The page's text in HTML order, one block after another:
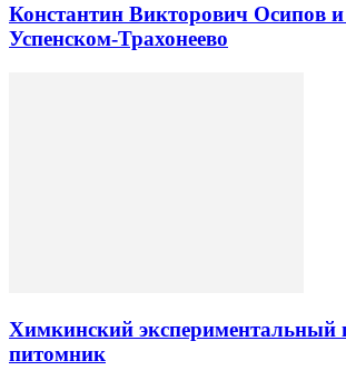
Константин Викторович Осипов и
Успенском-Трахонеево
Химкинский экспериментальный
питомник